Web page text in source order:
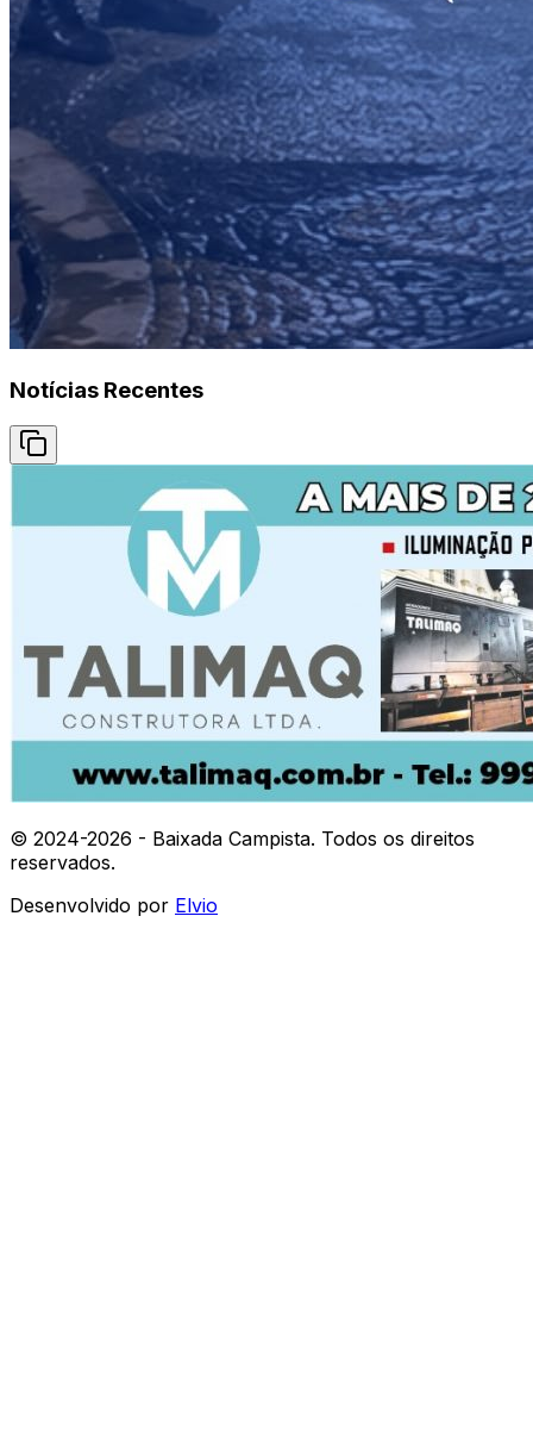
Notícias Recentes
© 2024-2026 - Baixada Campista. Todos os direitos
reservados.
Desenvolvido por Elvio